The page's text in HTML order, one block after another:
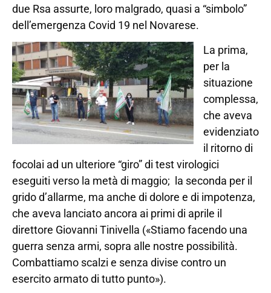
due Rsa assurte, loro malgrado, quasi a “simbolo”
dell’emergenza Covid 19 nel Novarese.
La prima,
per la
situazione
complessa,
che aveva
evidenziato
il ritorno di
focolai ad un ulteriore “giro” di test virologici
eseguiti verso la metà di maggio; la seconda per il
grido d’allarme, ma anche di dolore e di impotenza,
che aveva lanciato ancora ai primi di aprile il
direttore Giovanni Tinivella («Stiamo facendo una
guerra senza armi, sopra alle nostre possibilità.
Combattiamo scalzi e senza divise contro un
esercito armato di tutto punto»).